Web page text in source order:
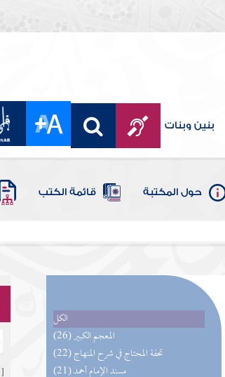
بنين وبنات
حول المكتبة قائمة الكتب
الكل
(26) المعجم الكبير
(22) تحفة المحتاج في شرح المنهاج
(21) مسند الإمام أحمد